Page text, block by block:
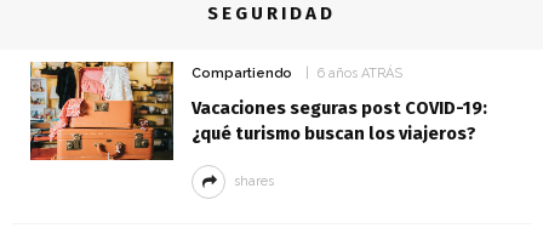
SEGURIDAD
Compartiendo 6 años ATRÁS
Vacaciones seguras post COVID-19:
¿qué turismo buscan los viajeros?
shares